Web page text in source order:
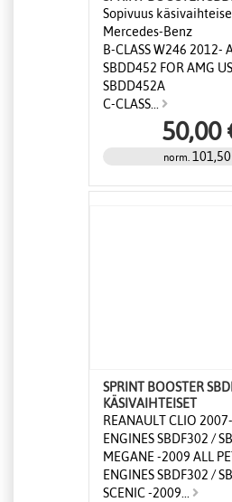
Sopivuus
Mercedes-Benz
B-CLASS W246 2012-
SBDD452 FOR AMG
SBDD452A
C-CLASS...
50,00
norm.
SPRINT BOOSTER
KÄSIVAIHTEISET
REANAULT CLIO
ENGINES SBDF302 /
MEGANE -2009 ALL
ENGINES SBDF302 /
SCENIC -2009...